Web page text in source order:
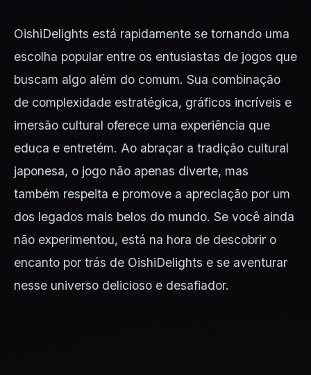
OishiDelights está rapidamente se tornando uma
escolha popular entre os entusiastas de jogos que
buscam algo além do comum. Sua combinação
de complexidade estratégica, gráficos incríveis e
imersão cultural oferece uma experiência que
educa e entretém. Ao abraçar a tradição cultural
japonesa, o jogo não apenas diverte, mas
também respeita e promove a apreciação por um
dos legados mais belos do mundo. Se você ainda
não experimentou, está na hora de descobrir o
encanto por trás de OishiDelights e se aventurar
nesse universo delicioso e desafiador.